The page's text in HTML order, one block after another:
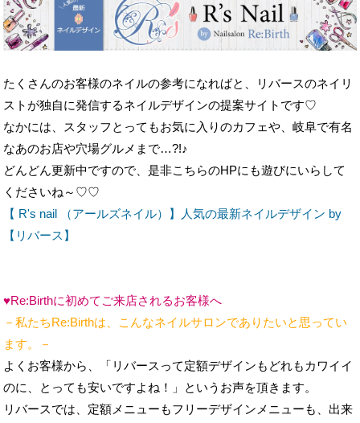
たくさんのお客様のネイルの参考になればと、リバースのネイリ
ストが独自に発信するネイルデザインの提案サイトです♡
なあのお店や穴場グルメまで…?!♪
どんどん更新中ですので、是非こちらのHPにも遊びにいらして
くださいね～♡♡
【 R's nail （アールズネイル）】人気の最新ネイルデザイン by
【リバース】
♥Re:Birthに初めてご来店されるお客様へ
よくお客様から、「リバースって定額デザインもどれもカワイイ
のに、とっても安いですよね！」というお声を頂きます。
リバースでは、定額メニューもフリーデザインメニューも、出来
る限りリーズナブルに！お安い料金設定でネイルを提供させてい
ただいています。